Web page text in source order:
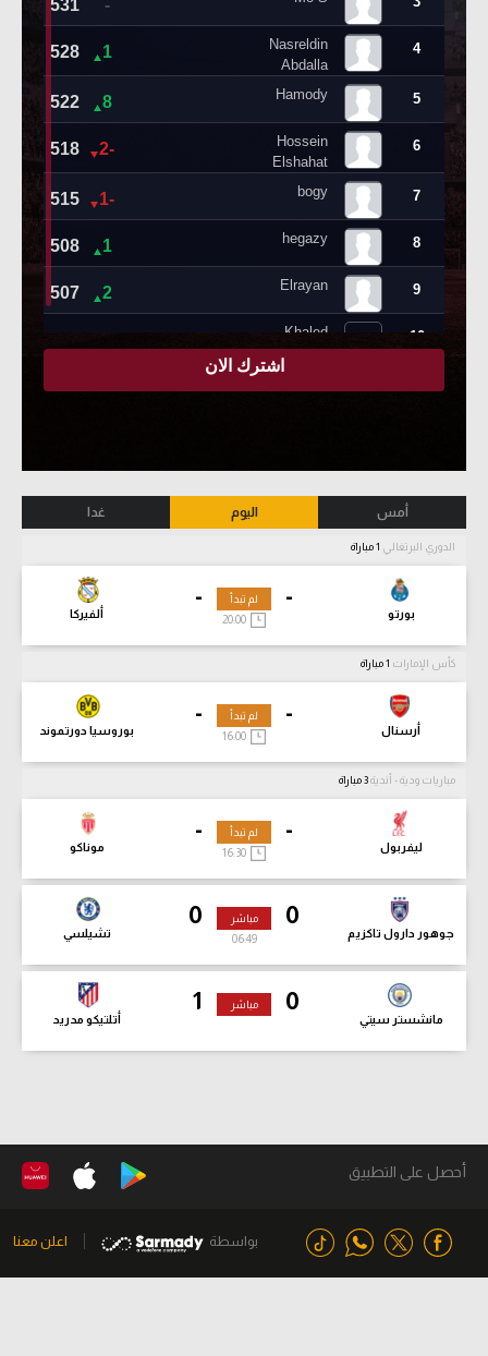
أمس اليوم غدا
الدوري البرتغالي
-
بورتو
-
ألفيركا
لم تبدأ
كأس الإمارات
-
أرسنال
-
بوروسيا دورتموند
لم تبدأ
مباريات ودية - أندية
-
ليفربول
-
موناكو
لم تبدأ
0
جوهور دارول تاكزيم
0
تشيلسي
مباشر
06:51
0
مانشستر سيتي
1
أتلتيكو مدريد
مباشر
أحصل على التطبيق
بواسطة اعلن معنا